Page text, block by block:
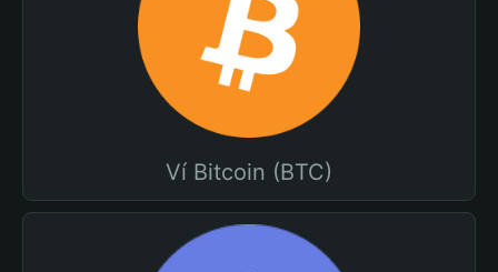
Ví Bitcoin (BTC)